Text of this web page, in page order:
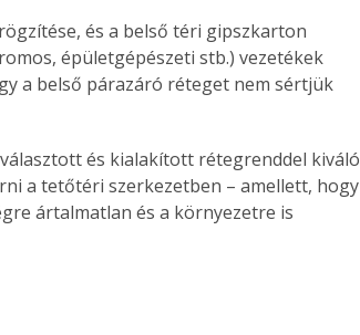
és a belső téri gipszkarton
épületgépészeti stb.) vezetékek
a belső párazáró réteget nem sértjük
és kialakított rétegrenddel kiváló
a tetőtéri szerkezetben – amellett, hogy
ártalmatlan és a környezetre is